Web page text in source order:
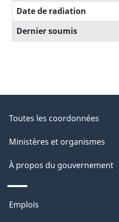
Date de radiation
Dernier soumis
Toutes les coordonnées
Ministères et organismes
À propos du gouvernement
Thèmes
Emplois